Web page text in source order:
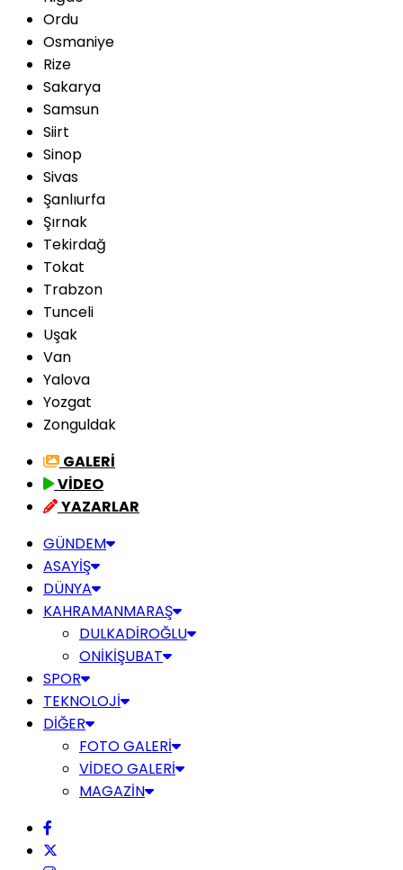
Ordu
Osmaniye
Rize
Sakarya
Samsun
Siirt
Sinop
Sivas
Şanlıurfa
Şırnak
Tekirdağ
Tokat
Trabzon
Tunceli
Uşak
Van
Yalova
Yozgat
Zonguldak
GALERİ
VİDEO
YAZARLAR
GÜNDEM
ASAYİŞ
DÜNYA
KAHRAMANMARAŞ
DULKADİROĞLU
ONİKİŞUBAT
SPOR
TEKNOLOJİ
DİĞER
FOTO GALERİ
VİDEO GALERİ
MAGAZİN